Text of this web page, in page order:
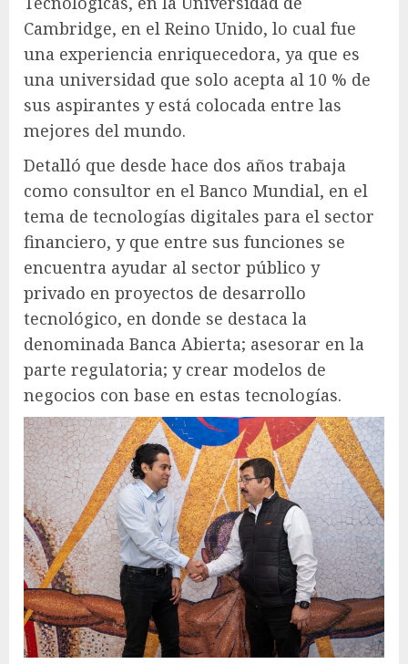
Cambridge, en el Reino Unido, lo cual fue
una experiencia enriquecedora, ya que es
una universidad que solo acepta al 10 % de
sus aspirantes y está colocada entre las
mejores del mundo.
Detalló que desde hace dos años trabaja
como consultor en el Banco Mundial, en el
tema de tecnologías digitales para el sector
financiero, y que entre sus funciones se
encuentra ayudar al sector público y
privado en proyectos de desarrollo
tecnológico, en donde se destaca la
denominada Banca Abierta; asesorar en la
parte regulatoria; y crear modelos de
negocios con base en estas tecnologías.